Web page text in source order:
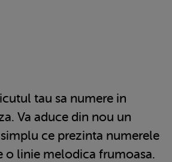
tau sa numere in
Va aduce din nou un
ce prezinta numerele
o linie melodica frumoasa.